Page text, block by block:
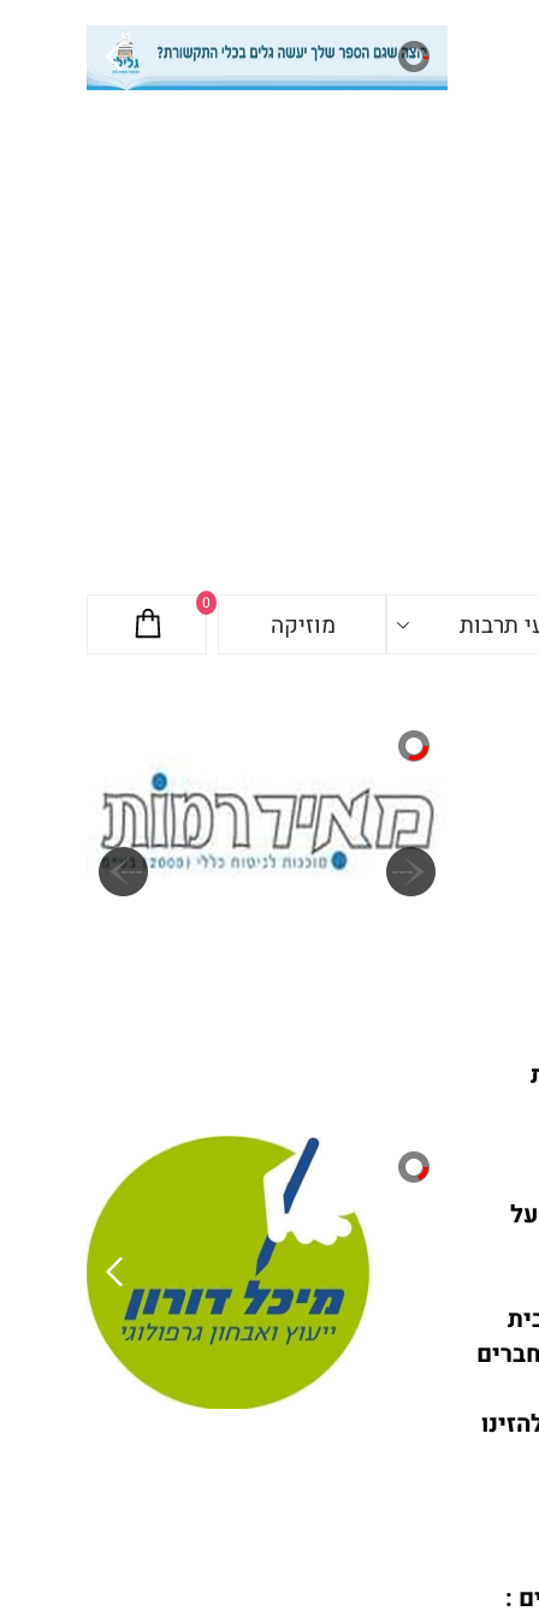
0
תרבות מוזיקה
ויחזקו את ה"אליבי"........ לתאם את הזמן עם 2 חברים
: